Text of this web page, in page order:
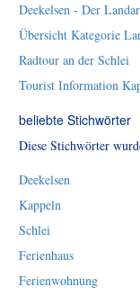
Deekelsen - Der
Übersicht Kategorie
Radtour an der Schlei
Tourist Information
beliebte Stichwörter
Diese Stichwörter
Deekelsen
Kappeln
Schlei
Ferienhaus
Ferienwohnung